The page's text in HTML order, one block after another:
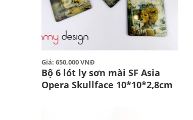
Giá: 650,000 VNĐ
Bộ 6 lót ly sơn mài SF Asia
Opera Skullface 10*10*2,8cm